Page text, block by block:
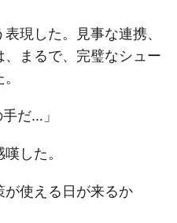
現した。見事な連携、
まるで、完璧なシュー
だ…」
した。
が使える日が来るか